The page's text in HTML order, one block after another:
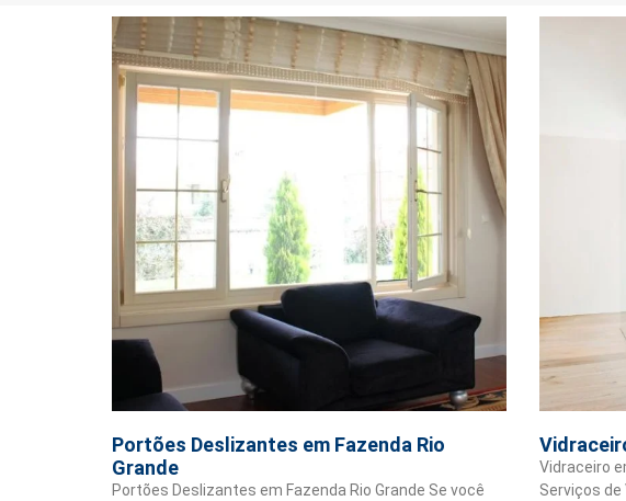
Portões Deslizantes em Fazenda Rio
Grande
Portões Deslizantes em Fazenda Rio Grande Se você
Vidraceiro
Serviços de